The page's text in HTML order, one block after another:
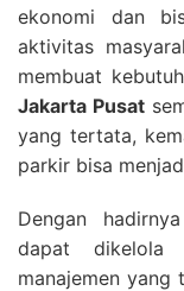
ekonomi dan
aktivitas
membuat
Jakarta Pusat
yang tertata,
parkir bisa
Dengan
dapat dikelola
manajemen yang